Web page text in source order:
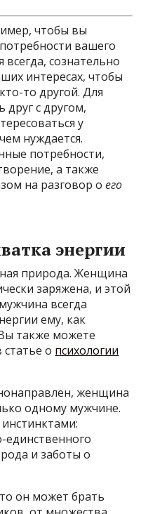
чтобы вы
вашего
сознательно
интересах, чтобы
то другой. Для
друг с другом,
у
нуждается.
потребности,
а также
на разговор оего
энергии
природа. Женщина
заряжена, и этой
всегда
ему, как
также можете
о психологии
женщина
одному мужчине.
и заботы о
он может брать